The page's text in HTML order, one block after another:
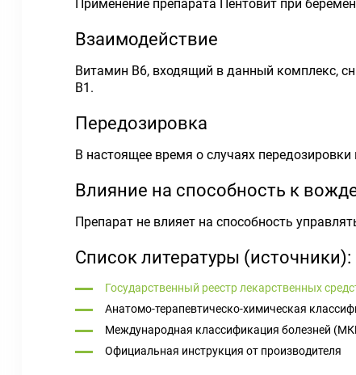
Применение препарата Пентовит при
Взаимодействие
Витамин В6, входящий в данный комплекс,
В1.
Передозировка
В настоящее время о случаях
Влияние на способность к
Препарат не влияет на способность
Список литературы (источники):
Государственный реестр лекарственных
Анатомо-терапевтическо-химическая
Международная классификация болезней
Официальная инструкция от производителя